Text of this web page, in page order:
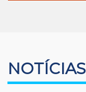
NOTÍCIAS